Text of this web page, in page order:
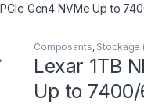
Gen4 NVMe Up to
Composants, Stockage
Lexar 1TB
Up to